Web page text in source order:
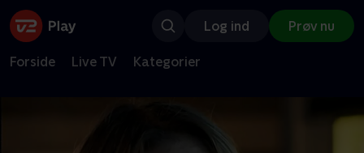
Log ind Prøv nu
Forside Live TV Kategorier